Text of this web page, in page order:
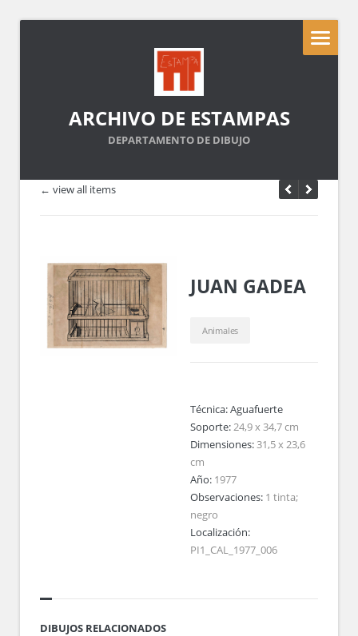
ARCHIVO DE ESTAMPAS
DEPARTAMENTO DE DIBUJO
← view all items
JUAN GADEA
Animales
Técnica:Aguafuerte
Soporte:24,9 x 34,7 cm
Dimensiones:31,5 x 23,6
cm
Año: 1977
Observaciones: 1 tinta;
negro
Localización:
PI1_CAL_1977_006
DIBUJOS RELACIONADOS